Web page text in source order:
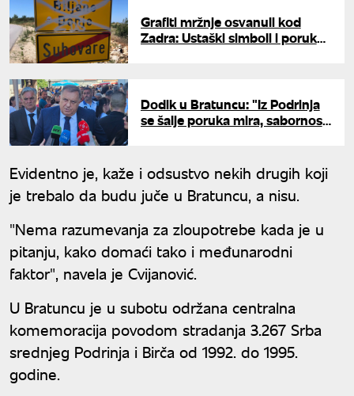
Grafiti mržnje osvanuli kod
Zadra: Ustaški simboli i poruke
Dodik u Bratuncu: "Iz Podrinja
se šalje poruka mira, sabornosti
Evidentno je, kaže i odsustvo nekih drugih koji
je trebalo da budu juče u Bratuncu, a nisu.
"Nema razumevanja za zloupotrebe kada je u
pitanju, kako domaći tako i međunarodni
faktor", navela je Cvijanović.
U Bratuncu je u subotu održana centralna
komemoracija povodom stradanja 3.267 Srba
srednjeg Podrinja i Birča od 1992. do 1995.
godine.